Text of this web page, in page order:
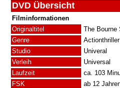
DVD Übersicht
Filminformationen
Originaltitel
The Bourne
Genre
Actionthriller
Studio
Univeral
Verleih
Universal
Laufzeit
ca. 103
FSK
ab 12